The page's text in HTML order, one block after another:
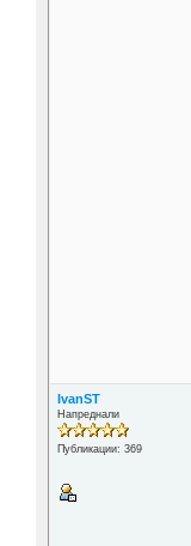
IvanST
Напреднали
Публикации: 369